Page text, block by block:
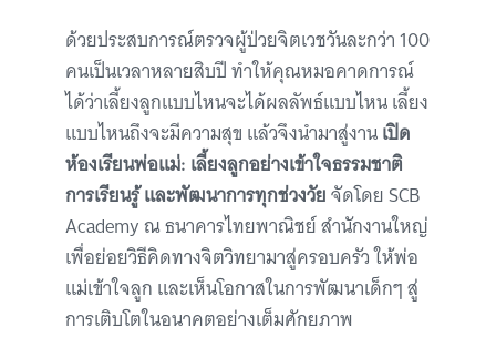
ด้วยประสบการณ์ตรวจผู้ป่วยจิตเวชวันละกว่า 100
คนเป็นเวลาหลายสิบปี ทำให้คุณหมอคาดการณ์
ได้ว่าเลี้ยงลูกแบบไหนจะได้ผลลัพธ์แบบไหน เลี้ยง
แบบไหนถึงจะมีความสุข แล้วจึงนำมาสู่งานเปิด
ห้องเรียนพ่อแม่: เลี้ยงลูกอย่างเข้าใจธรรมชาติ
การเรียนรู้ และพัฒนาการทุกช่วงวัยจัดโดย SCB
Academy ณ ธนาคารไทยพาณิชย์ สำนักงานใหญ่
เพื่อย่อยวิธีคิดทางจิตวิทยามาสู่ครอบครัว ให้พ่อ
แม่เข้าใจลูก และเห็นโอกาสในการพัฒนาเด็กๆ สู่
การเติบโตในอนาคตอย่างเต็มศักยภาพ